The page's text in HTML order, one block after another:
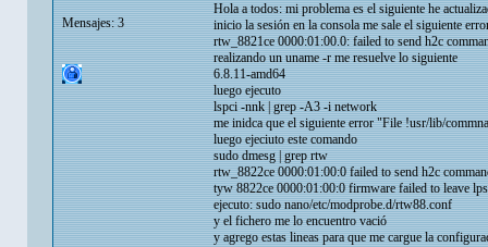
Mensajes: 3
Hola a todos: mi problema es el siguiente he
inicio la sesión en la consola me sale el siguiente
rtw_8821ce 0000:01:00.0: failed to send h2c
realizando un uname -r me resuelve lo siguiente
6.8.11-amd64
luego ejecuto
lspci -nnk | grep -A3 -i network
me inidca que el siguiente error "File !usr/lib/
luego ejeciuto este comando
sudo dmesg | grep rtw
rtw_8822ce 0000:01:00:0 failed to send h2c
tyw 8822ce 0000:01:00:0 firmware failed to leave
ejecuto: sudo nano/etc/modprobe.d/rtw88.conf
y el fichero me lo encuentro vació
y agrego estas lineas para que me cargue la